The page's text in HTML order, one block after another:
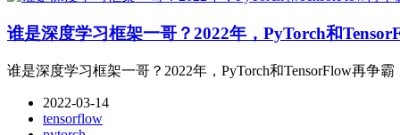
谁是深度学习框架一哥？2022年，PyTorch和
谁是深度学习框架一哥？2022年，PyTorch和TensorFlow再争霸
2022-03-14
tensorflow